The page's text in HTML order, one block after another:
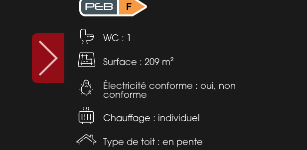
WC : 1
Surface : 209 m²
Électricité conforme : oui, non
conforme
Chauffage : individuel
Type de toit : en pente